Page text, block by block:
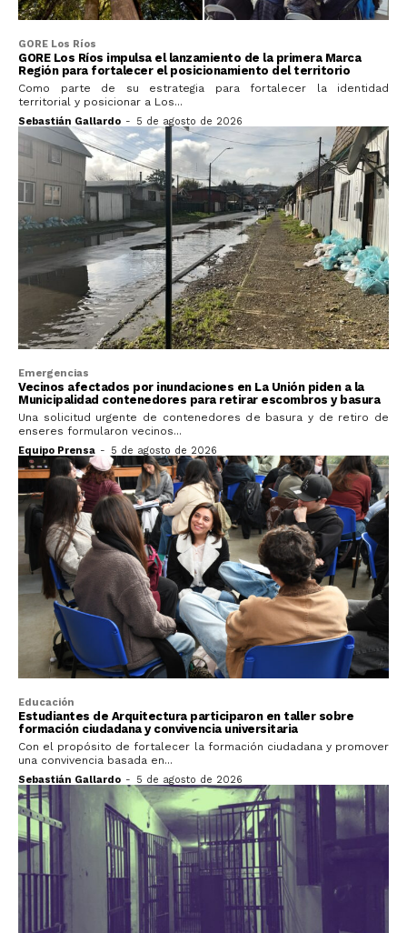
GORE Los Ríos
GORE Los Ríos impulsa el lanzamiento de la primera Marca
Región para fortalecer el posicionamiento del territorio
Como parte de su estrategia para fortalecer la identidad
territorial y posicionar a Los...
Sebastián Gallardo - 5 de agosto de 2026
Emergencias
Vecinos afectados por inundaciones en La Unión piden a la
Municipalidad contenedores para retirar escombros y basura
Una solicitud urgente de contenedores de basura y de retiro de
enseres formularon vecinos...
Equipo Prensa - 5 de agosto de 2026
Educación
Estudiantes de Arquitectura participaron en taller sobre
formación ciudadana y convivencia universitaria
Con el propósito de fortalecer la formación ciudadana y promover
una convivencia basada en...
Sebastián Gallardo - 5 de agosto de 2026